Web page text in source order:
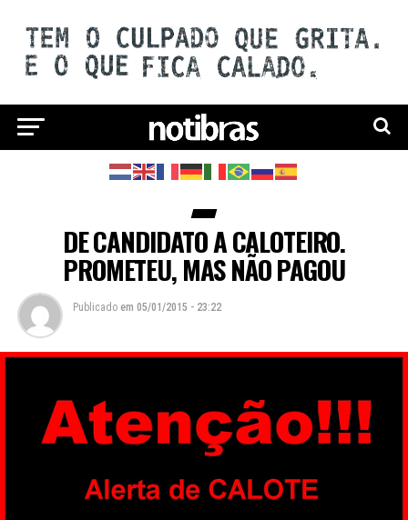
DE CANDIDATO A CALOTEIRO.
PROMETEU, MAS NÃO PAGOU
Publicado em 05/01/2015 - 23:22